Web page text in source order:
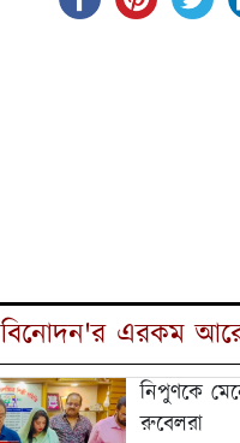
বিনোদন'র এরকম
নিপুণকে
রুবেলরা